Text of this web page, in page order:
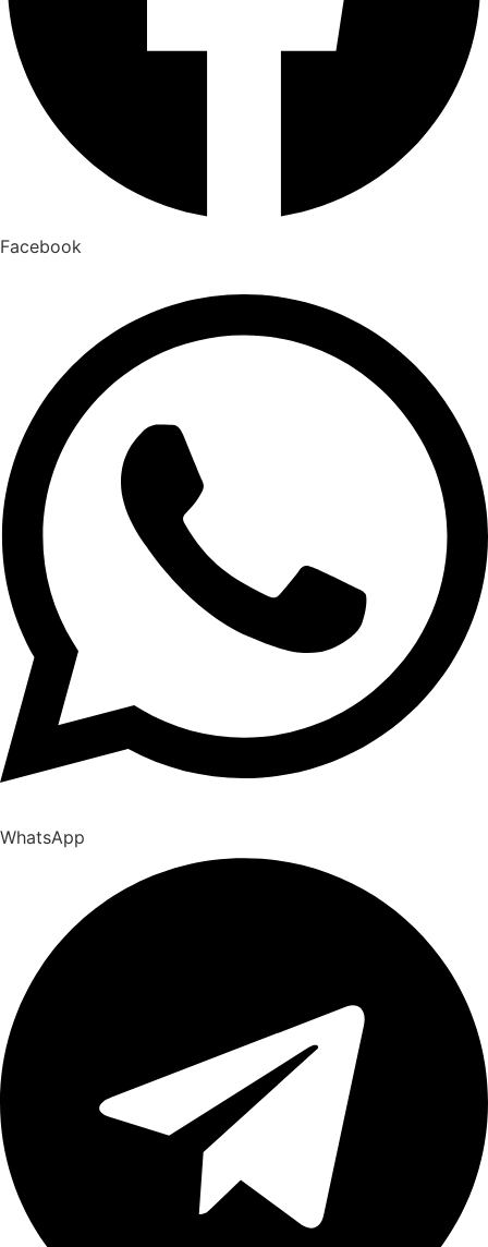
Facebook
WhatsApp